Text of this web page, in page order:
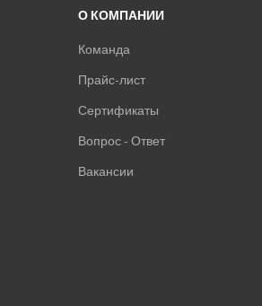
О КОМПАНИИ
Команда
Прайс-лист
Сертификаты
Вопрос - Ответ
Вакансии